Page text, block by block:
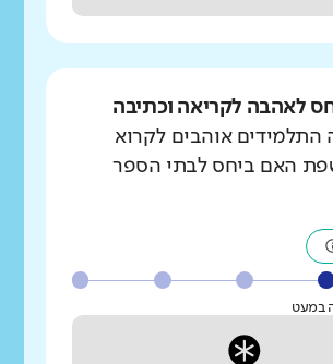
לאהבה לקריאה וכתיבה
התלמידים אוהבים לקרוא
האם ביחס לבתי הספר
במעט